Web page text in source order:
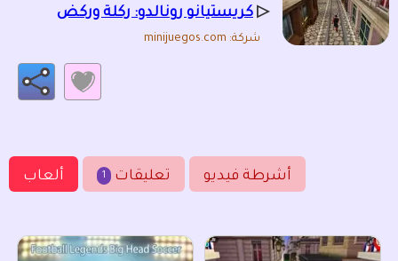
▷ كريستيانو رونالدو: ركلة وركض
شركة: minijuegos.com
ألعاب 1 تعليقات أشرطة فيديو